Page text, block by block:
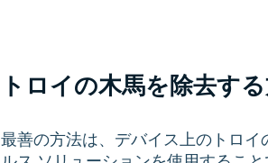
トロイの木馬を除去す
最善の方法は、デバイス上のトロ